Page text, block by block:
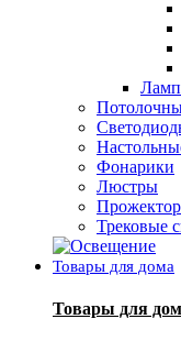
Фонарики
Люстры
Трековые
Товары для дома
Товары для